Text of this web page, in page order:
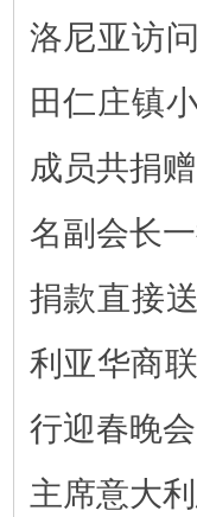
洛尼亚访
田仁庄镇
成员共捐
名副会长
捐款直接
利亚华商
行迎春晚
主席意大